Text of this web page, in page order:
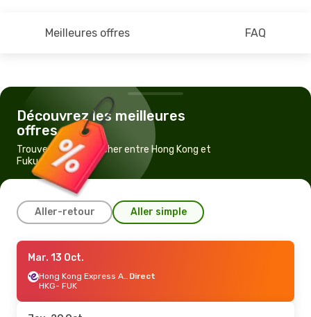
Meilleures offres FAQ
Découvrez les meilleures
offres
Trouvez un vol pas cher entre Hong Kong et
Fukuoka
Aller-retour Aller simple
Mer. 14 Oct.
Hong Kong Express Airways
Direct
Hong Kong Express Airways
Direct
Mar. 13 Oct.
Hong Kong Express Airways Direct
HKG- FUK